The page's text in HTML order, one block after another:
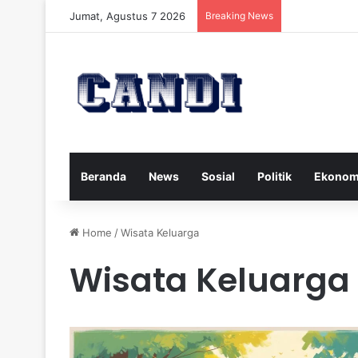
Jumat, Agustus 7 2026 Breaking News
Beranda News Sosial Politik
Home /Wisata Keluarga
Wisata Keluarga